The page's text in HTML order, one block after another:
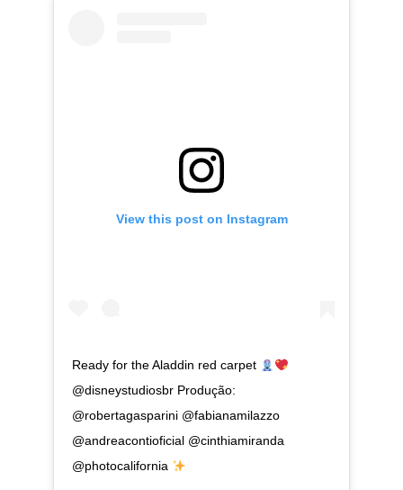
View this post on Instagram
Ready for the Aladdin red carpet
@disneystudiosbr Produção:
@robertagasparini @fabianamilazzo
@andreacontioficial @cinthiamiranda
@photocalifornia